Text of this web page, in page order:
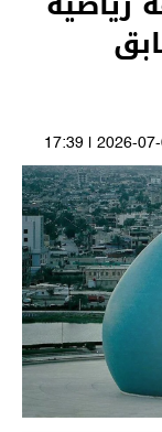
2026-07-08 |